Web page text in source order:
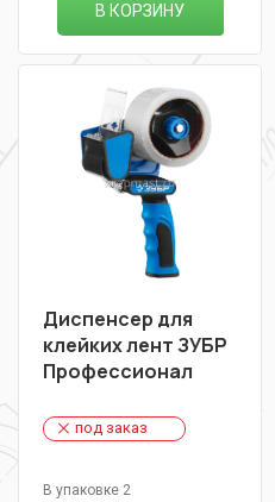
В КОРЗИНУ
Диспенсер для
клейких лент ЗУБР
Профессионал
под заказ
В упаковке 2